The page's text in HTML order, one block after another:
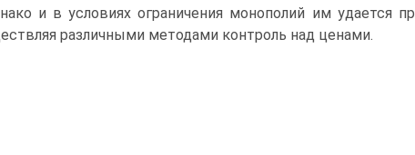
и в условиях ограничения монополий им удается
различ­ными методами контроль над ценами.